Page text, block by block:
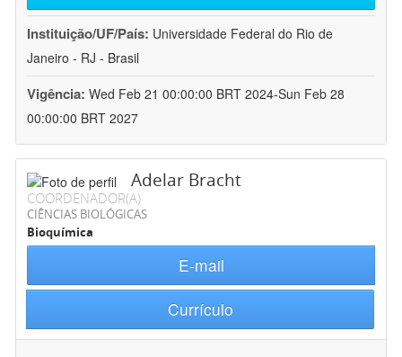
Instituição/UF/País: Universidade Federal do Rio de
Janeiro - RJ - Brasil
Vigência: Wed Feb 21 00:00:00 BRT 2024-Sun Feb 28
00:00:00 BRT 2027
Adelar Bracht
COORDENADOR(A)
CIÊNCIAS BIOLÓGICAS
Bioquímica
E-mail
Currículo